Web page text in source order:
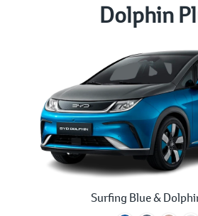
Dolphin
Surfing Blue &